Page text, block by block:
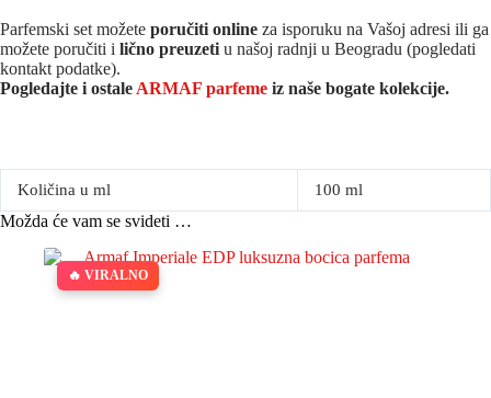
Parfemski set možete poručiti online za isporuku na Vašoj adresi ili ga
možete poručiti i lično preuzeti u našoj radnji u Beogradu (pogledati
kontakt podatke).
Pogledajte i ostale ARMAF parfeme iz naše bogate kolekcije.
Količina u ml 100 ml
Možda će vam se svideti …
🔥 VIRALNO